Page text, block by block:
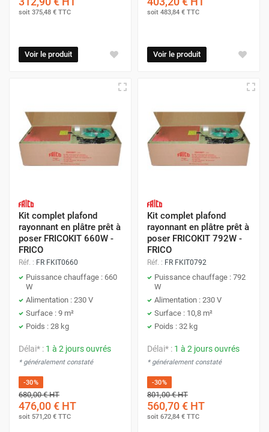
soit 375,48 € TTC
Voir le produit
soit 483,84 € TTC
Voir le produit
Kit complet plafond
rayonnant en plâtre prêt à
poser FRICOKIT 660W -
FRICO
Réf. : FR FKIT0660
Puissance chauffage : 660
W
Alimentation : 230 V
Surface : 9 m²
Poids : 28 kg
Délai* : 1 à 2 jours ouvrés
* généralement constaté
-30%
680,00 €HT
476,00 € HT
soit 571,20 € TTC
Kit complet plafond
rayonnant en plâtre prêt à
poser FRICOKIT 792W -
FRICO
Réf. : FR FKIT0792
Puissance chauffage : 792
W
Alimentation : 230 V
Surface : 10,8 m²
Poids : 32 kg
Délai* : 1 à 2 jours ouvrés
* généralement constaté
-30%
801,00 €HT
560,70 € HT
soit 672,84 € TTC